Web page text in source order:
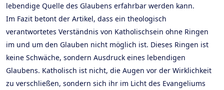
lebendige Quelle des Glaubens erfahrbar werden kann.
Im Fazit betont der Artikel, dass ein theologisch
verantwortetes Verständnis von Katholischsein ohne Ringen
im und um den Glauben nicht möglich ist. Dieses Ringen ist
keine Schwäche, sondern Ausdruck eines lebendigen
Glaubens. Katholisch ist nicht, die Augen vor der Wirklichkeit
zu verschließen, sondern sich ihr im Licht des Evangeliums